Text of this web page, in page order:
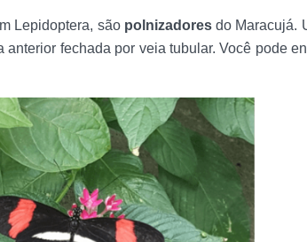
Lepidoptera, são polnizadoresdo Maracujá.
fechada por veia tubular. Você pode